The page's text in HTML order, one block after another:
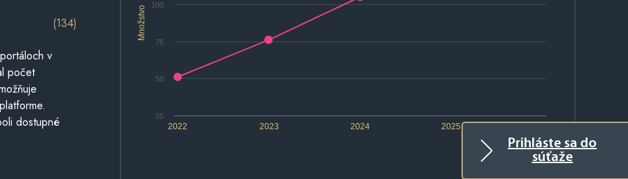
Prihláste sa do
súťaže
Množstvo
2022 2023 2024 2025
100
25
50
75
(134)
v
počet
dostupné